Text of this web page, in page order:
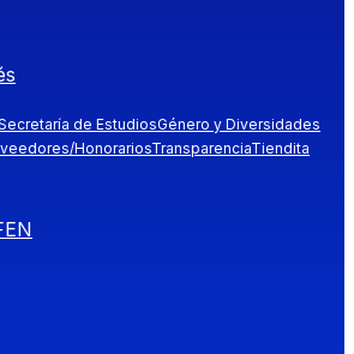
de EstudiosGénero y Diversidades
HonorariosTransparenciaTiendita